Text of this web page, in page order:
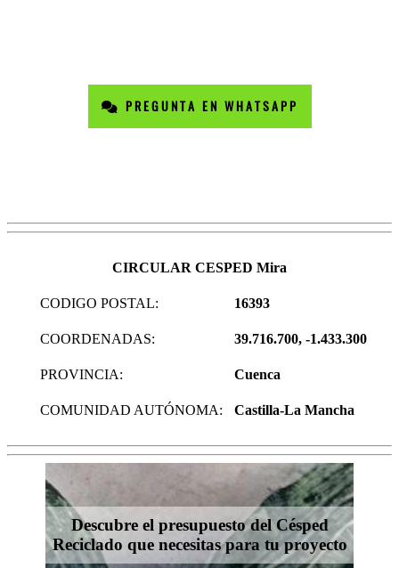
PREGUNTA EN WHATSAPP
CIRCULAR CESPED Mira
CODIGO POSTAL: 16393
COORDENADAS: 39.716.700, -1.433.300
PROVINCIA: Cuenca
COMUNIDAD AUTÓNOMA: Castilla-La Mancha
Descubre el presupuesto del Césped
Reciclado que necesitas para tu proyecto